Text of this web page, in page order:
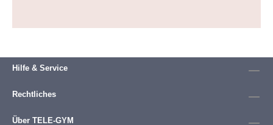
Hilfe & Service
Rechtliches
Über TELE-GYM